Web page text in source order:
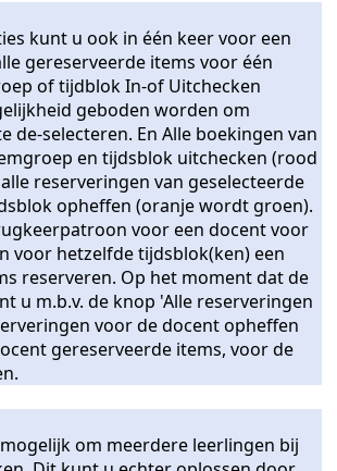
kunt u ook in één keer voor een
gereserveerde items voor één
of tijdblok In-of Uitchecken
geboden worden om
de-selecteren. En Alle boekingen van
en tijdsblok uitchecken (rood
reserveringen van geselecteerde
opheffen (oranje wordt groen).
voor een docent voor
voor hetzelfde tijdsblok(ken) een
reserveren. Op het moment dat de
u m.b.v. de knop 'Alle reserveringen
voor de docent opheffen
gereserveerde items, voor de
om meerdere leerlingen bij